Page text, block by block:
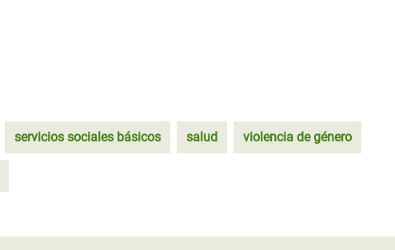
servicios sociales básicos salud violencia de género